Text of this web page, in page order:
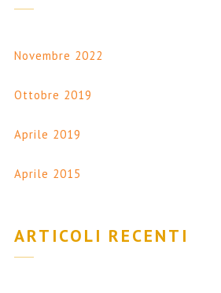
Novembre 2022
Ottobre 2019
Aprile 2019
Aprile 2015
ARTICOLI RECENTI